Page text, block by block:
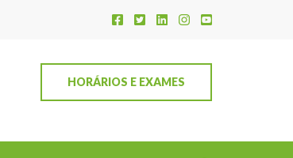
HORÁRIOS E EXAMES